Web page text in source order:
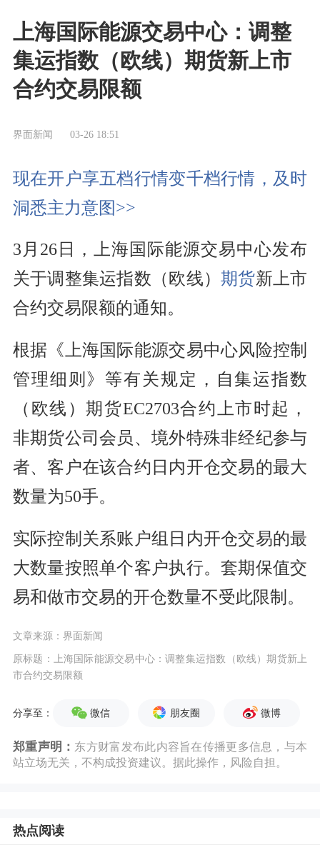
上海国际能源交易中心：调整
集运指数（欧线）期货新上市
合约交易限额
界面新闻 03-26 18:51
现在开户享五档行情变千档行情，及时
洞悉主力意图>>
3月26日，上海国际能源交易中心发布
关于调整集运指数（欧线）期货新上市
合约交易限额的通知。
根据《上海国际能源交易中心风险控制
管理细则》等有关规定，自集运指数
（欧线）期货EC2703合约上市时起，
非期货公司会员、境外特殊非经纪参与
者、客户在该合约日内开仓交易的最大
数量为50手。
实际控制关系账户组日内开仓交易的最
大数量按照单个客户执行。套期保值交
易和做市交易的开仓数量不受此限制。
文章来源：界面新闻
原标题：上海国际能源交易中心：调整集运指数（欧线）期货新上
市合约交易限额
分享至： 微信 朋友圈 微博
郑重声明： 东方财富发布此内容旨在传播更多信息，与本
站立场无关，不构成投资建议。据此操作，风险自担。
热点阅读